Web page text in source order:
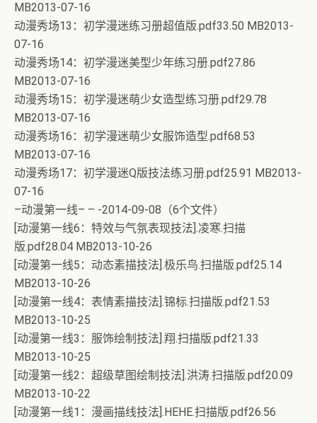
MB2013-07-16
动漫秀场13：初学漫迷练习册超值版.pdf33.50 MB2013-
07-16
动漫秀场14：初学漫迷美型少年练习册.pdf27.86
MB2013-07-16
动漫秀场15：初学漫迷萌少女造型练习册.pdf29.78
MB2013-07-16
动漫秀场16：初学漫迷萌少女服饰造型.pdf68.53
MB2013-07-16
动漫秀场17：初学漫迷Q版技法练习册.pdf25.91 MB2013-
07-16
–动漫第一线– – -2014-09-08（6个文件）
[动漫第一线6：特效与气氛表现技法].凌寒.扫描
版.pdf28.04 MB2013-10-26
[动漫第一线5：动态素描技法].极乐鸟.扫描版.pdf25.14
MB2013-10-26
[动漫第一线4：表情素描技法].锦标.扫描版.pdf21.53
MB2013-10-25
[动漫第一线3：服饰绘制技法].翔.扫描版.pdf21.33
MB2013-10-25
[动漫第一线2：超级草图绘制技法].洪涛.扫描版.pdf20.09
MB2013-10-22
[动漫第一线1：漫画描线技法].HEHE.扫描版.pdf26.56